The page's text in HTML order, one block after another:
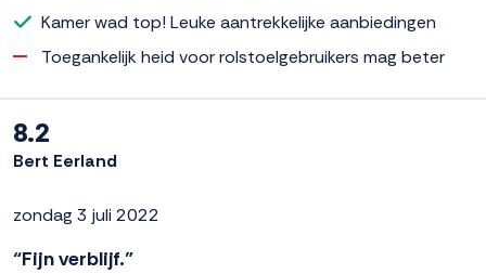
Kamer wad top! Leuke aantrekkelijke aanbiedingen
Toegankelijk heid voor rolstoelgebruikers mag beter
8.2
Bert Eerland
zondag 3 juli 2022
“Fijn verblijf.”